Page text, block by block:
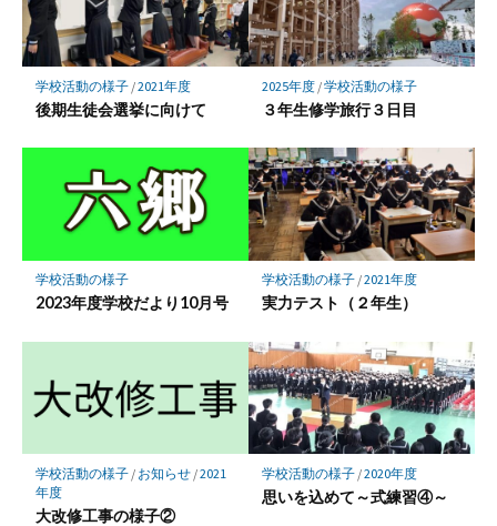
学校活動の様子/2021年度
後期生徒会選挙に向けて
2025年度/学校活動の様子
３年生修学旅行３日目
学校活動の様子
2023年度学校だより10月号
学校活動の様子/2021年度
実力テスト（２年生）
学校活動の様子/ お知らせ/2021
年度
大改修工事の様子②
学校活動の様子/2020年度
思いを込めて～式練習④～